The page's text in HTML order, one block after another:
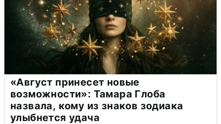
«Август принесет новые
возможности»: Тамара Глоба
назвала, кому из знаков зодиака
улыбнется удача